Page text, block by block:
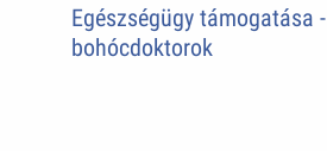
Egészségügy támogatása -
bohócdoktorok